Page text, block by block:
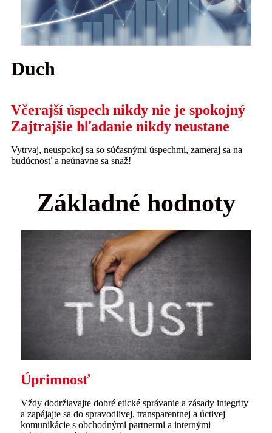
Duch
Včerajší úspech nikdy nie je spokojný
Zajtrajšie hľadanie nikdy neustane
Vytrvaj, neuspokoj sa so súčasnými úspechmi, zameraj sa na
budúcnosť a neúnavne sa snaž!
Základné hodnoty
Úprimnosť
Vždy dodržiavajte dobré etické správanie a zásady integrity
a zapájajte sa do spravodlivej, transparentnej a úctivej
komunikácie s obchodnými partnermi a internými